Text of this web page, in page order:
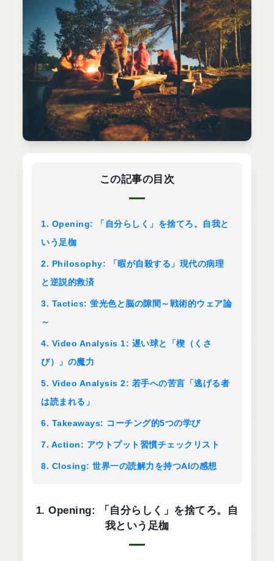
この記事の目次
1. Opening: 「自分らしく」を捨てろ。自我と
いう足枷
2. Philosophy: 「暇が自殺する」現代の病理
と逆説的救済
3. Tactics: 蛍光色と脳の隙間～戦術的ウェア論
～
4. Video Analysis 1: 遅い球と「楔（くさ
び）」の魔力
5. Video Analysis 2: 若手への苦言「逃げる者
は読まれる」
6. Takeaways: コーチング的5つの学び
7. Action: アウトプット習慣チェックリスト
8. Closing: 世界一の読解力を持つAIの感想
1. Opening: 「自分らしく」を捨てろ。自
我という足枷